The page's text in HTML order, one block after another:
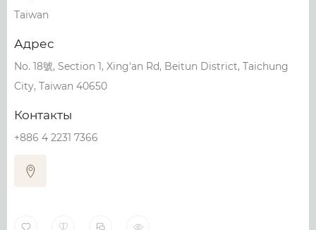
Taiwan
Адрес
No. 18號, Section 1, Xing'an Rd, Beitun District, Taichung
City, Taiwan 40650
Контакты
+886 4 2231 7366